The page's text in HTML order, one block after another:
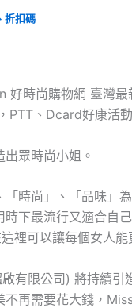
折扣碼
好時尚購物網 臺灣
PTT、Dcard好康活
眾時尚小姐。
「時尚」、「品味」
時下最流行又適合自
裡可以讓每個女人
有限公司) 將持續引
不再需要花大錢，